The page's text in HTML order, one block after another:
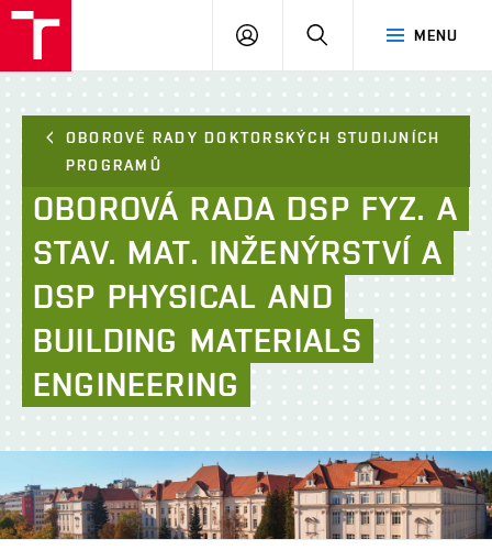
Brno
MENU
PŘIHLÁSIT
OBOROVÉ RADY DOKTORSKÝCH STUDIJNÍCH
PROGRAMŮ​
OBOROVÁ RADA DSP FYZ. A
STAV. MAT. INŽENÝRSTVÍ A
DSP PHYSICAL AND
BUILDING MATERIALS
ENGINEERING